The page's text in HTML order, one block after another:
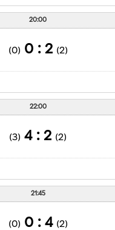
20:00
(2)
2 : 0
(0)
22:00
(2)
2 : 4
(3)
21:45
(2)
4 : 0
(0)